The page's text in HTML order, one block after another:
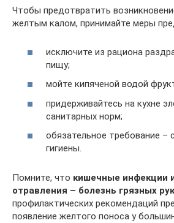
Чтобы предотвратить
желтым калом, принимайте меры
исключите из рациона
пищу;
мойте кипяченой водой
придерживайтесь на кухне
санитарных норм;
обязательное требование –
гигиены.
Помните, что кишечные инфекции
отравления – болезнь грязных рук
профилактических рекомендаций
появление желтого поноса у